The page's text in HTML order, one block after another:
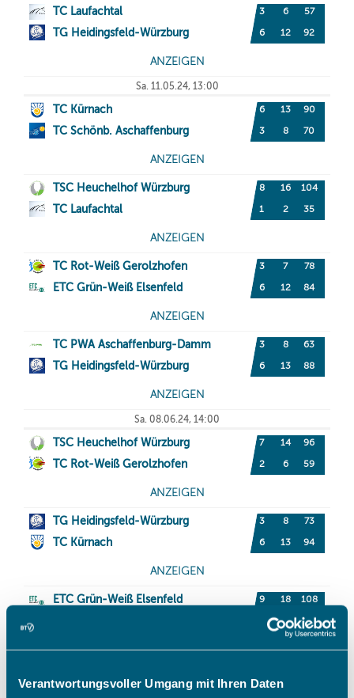
Verantwortungsvoller Umgang mit Ihren Daten